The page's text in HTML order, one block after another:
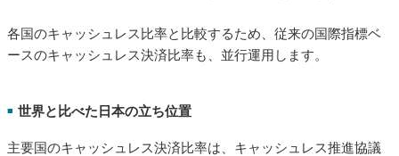
各国のキャッシュレス比率と比較するため、従来の国際指標ベ
ースのキャッシュレス決済比率も、並行運用します。
■ 世界と比べた日本の立ち位置
主要国のキャッシュレス決済比率は、キャッシュレス推進協議